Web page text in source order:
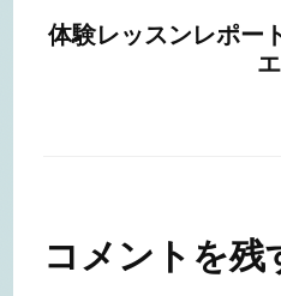
体験レッスンレポー
エ
コメントを残